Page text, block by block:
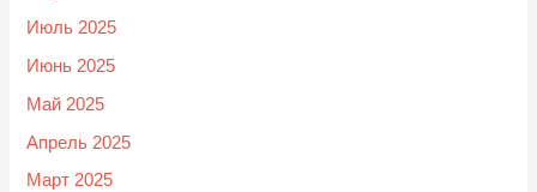
Июль 2025
Июнь 2025
Май 2025
Апрель 2025
Март 2025